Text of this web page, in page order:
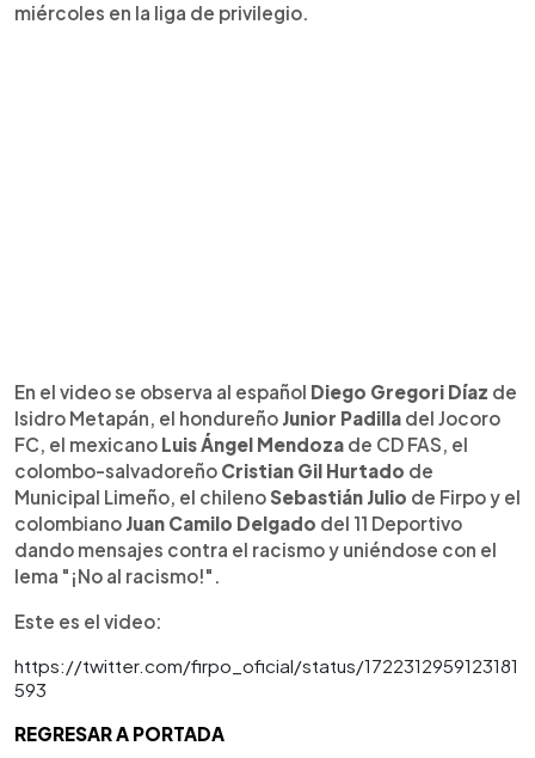
miércoles en la liga de privilegio.
En el video se observa al español Diego Gregori Díaz de
Isidro Metapán, el hondureño Junior Padilla del Jocoro
FC, el mexicano Luis Ángel Mendoza de CD FAS, el
colombo-salvadoreño Cristian Gil Hurtado de
Municipal Limeño, el chilenoSebastián Julio de Firpo y el
colombiano Juan Camilo Delgado del 11 Deportivo
dando mensajes contra el racismo y uniéndose con el
lema "¡No al racismo!".
Este es el video:
https://twitter.com/firpo_oficial/status/1722312959123181
593
REGRESAR A PORTADA